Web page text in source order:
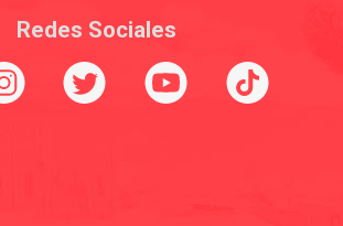
Redes Sociales